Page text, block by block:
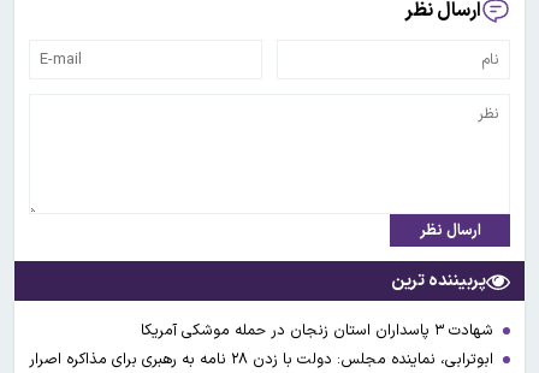
ارسال نظر
ارسال نظر
پربیننده ترین
شهادت ۳ ‌پاسداران استان زنجان در حمله موشکی آمریکا
ابوترابی، نماینده مجلس: دولت با زدن ۲۸ نامه به رهبری برای مذاکره اصرار